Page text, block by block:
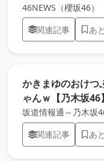
46NEWS（櫻坂46）
関連記事
あ
かきまゆのおけつ
ゃんｗ【乃木坂46】
坂道情報通～乃木坂
関連記事
あ